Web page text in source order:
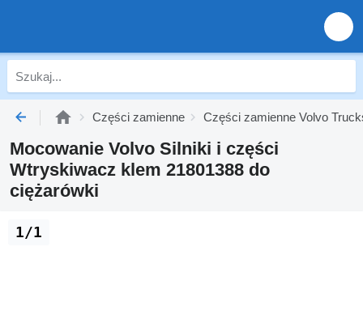
Części zamienne Części zamienne Volvo
Mocowanie Volvo Silniki i części
Wtryskiwacz klem 21801388 do
ciężarówki
1/1